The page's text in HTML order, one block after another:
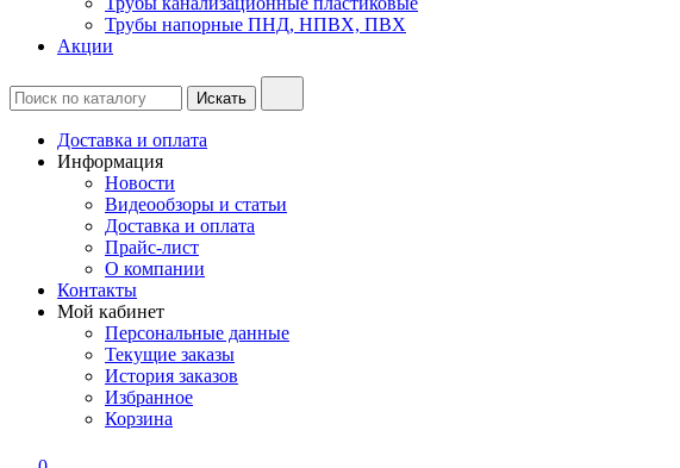
Трубы напорные ПНД, НПВХ, ПВХ
Акции
Доставка и оплата
Информация
Новости
Видеообзоры и статьи
Доставка и оплата
Прайс-лист
О компании
Контакты
Мой кабинет
Персональные данные
Текущие заказы
История заказов
Избранное
Корзина